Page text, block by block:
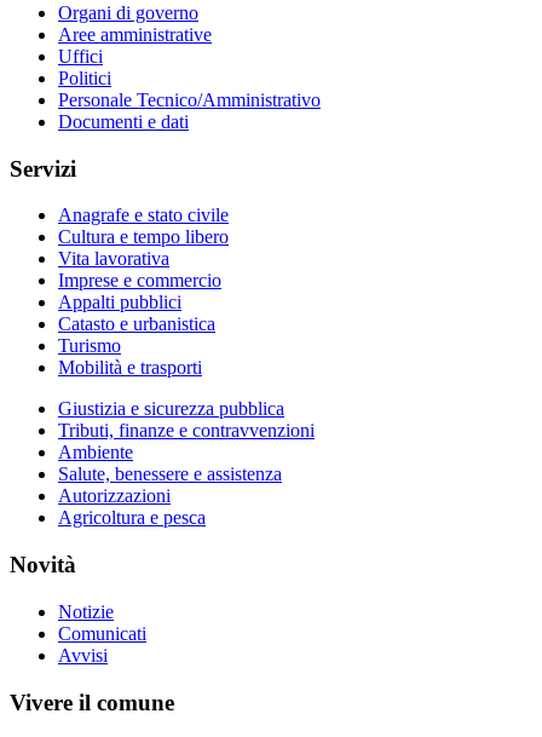
Organi di governo
Aree amministrative
Uffici
Politici
Personale Tecnico/Amministrativo
Documenti e dati
Servizi
Anagrafe e stato civile
Cultura e tempo libero
Vita lavorativa
Imprese e commercio
Appalti pubblici
Catasto e urbanistica
Turismo
Mobilità e trasporti
Giustizia e sicurezza pubblica
Tributi, finanze e contravvenzioni
Ambiente
Salute, benessere e assistenza
Autorizzazioni
Agricoltura e pesca
Novità
Notizie
Comunicati
Avvisi
Vivere il comune